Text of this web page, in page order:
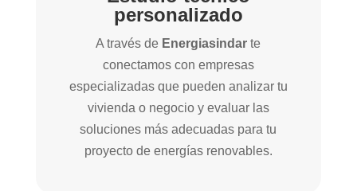
personalizado
A través de Energiasindar te
conectamos con empresas
especializadas que pueden analizar tu
vivienda o negocio y evaluar las
soluciones más adecuadas para tu
proyecto de energías renovables.